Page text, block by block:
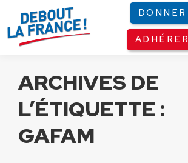
DONNER
ADHÉRER
ARCHIVES DE
L’ÉTIQUETTE :
GAFAM
Panneau de gestion des cookies